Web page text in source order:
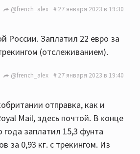
@french_alex 27 января 2023 в 19:30
России. Заплатил 22 евро за
(отслеживанием).
@french_alex 27 января 2023 в 19:40
отправка, как и
Mail, здесь почтой. В конце
года заплатил 15,3 фунта
за 0,93 кг. с трекингом. Из